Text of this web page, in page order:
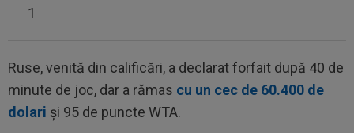
1
Ruse, venită din calificări, a declarat forfait după 40 de
minute de joc, dar a rămas cu un cec de 60.400 de
dolari şi 95 de puncte WTA.